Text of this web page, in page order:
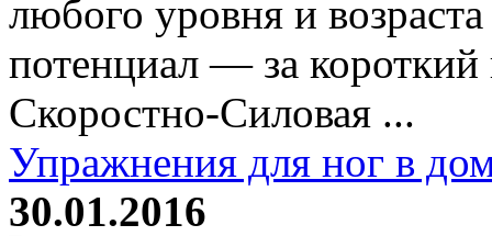
любого уровня и
потенциал — за
Скоростно-Силовая ...
Упражнения для ног в
30.01.2016